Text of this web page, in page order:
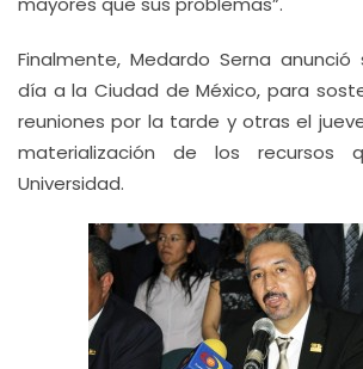
Finalmente, Medardo Serna
día a la Ciudad de México, para
reuniones por la tarde y otras el
materialización de los recursos
Universidad.